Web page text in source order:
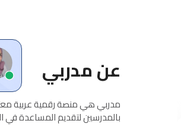
عن مدربي
مدربي هي منصة رقمية عربية
بالمدرسين لتقديم المساعدة في